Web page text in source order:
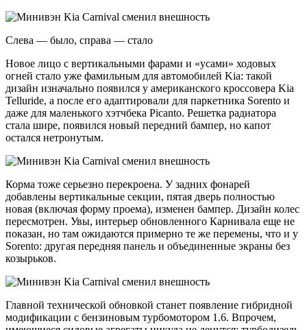
Слева — было, справа — стало
Новое лицо с вертикальными фарами и «усами» ходовых
огней стало уже фамильным для автомобилей Kia: такой
дизайн изначально появился у американского кроссовера Kia
Telluride, а после его адаптировали для паркетника Sorento и
даже для маленького хэтчбека Picanto. Решетка радиатора
стала шире, появился новый передний бампер, но капот
остался нетронутым.
Корма тоже серьезно перекроена. У задних фонарей
добавлены вертикальные секции, пятая дверь полностью
новая (включая форму проема), изменен бампер. Дизайн колес
пересмотрен. Увы, интерьер обновленного Карнивала еще не
показан, но там ожидаются примерно те же перемены, что и у
Sorento: другая передняя панель и объединенные экраны без
козырьков.
Главной технической обновкой станет появление гибридной
модификации с бензиновым турбомотором 1.6. Впрочем,